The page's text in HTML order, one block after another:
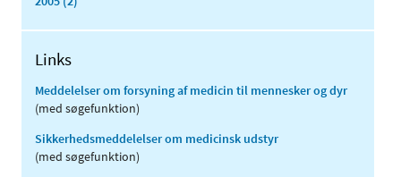
Links
Meddelelser om forsyning af medicin til mennesker og dyr
(med søgefunktion)
Sikkerhedsmeddelelser om medicinsk udstyr
(med søgefunktion)